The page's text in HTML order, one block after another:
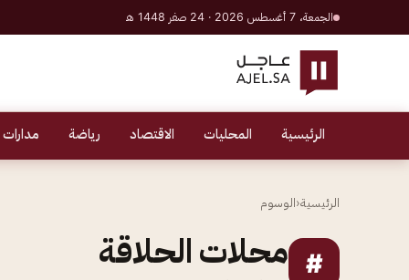
الجمعة، 7 أغسطس 2026 · 24 صفر 1448 هـ
الرئيسية المحليات الاقتصاد رياضة
الرئيسية‹الوسوم
# محلات الحلاقة